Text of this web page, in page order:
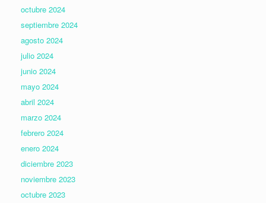
octubre 2024
septiembre 2024
agosto 2024
julio 2024
junio 2024
mayo 2024
abril 2024
marzo 2024
febrero 2024
enero 2024
diciembre 2023
noviembre 2023
octubre 2023